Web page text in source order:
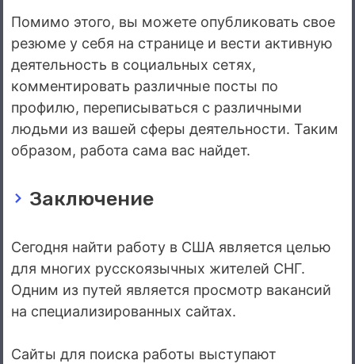
Помимо этого, вы можете опубликовать свое
резюме у себя на странице и вести активную
деятельность в социальных сетях,
комментировать различные посты по
профилю, переписываться с различными
людьми из вашей сферы деятельности. Таким
образом, работа сама вас найдет.
Заключение
Сегодня найти работу в США является целью
для многих русскоязычных жителей СНГ.
Одним из путей является просмотр вакансий
на специализированных сайтах.
Сайты для поиска работы выступают